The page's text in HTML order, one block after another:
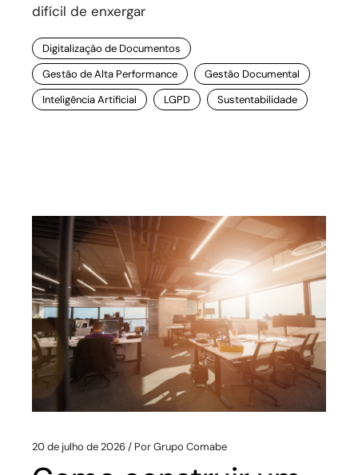
difícil de enxergar
Digitalização de Documentos
Gestão de Alta Performance
Gestão Documental
Inteligência Artificial
LGPD Sustentabilidade
20 de julho de 2026 PorGrupo Comabe